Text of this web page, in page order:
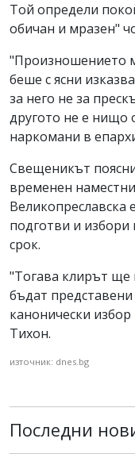
Той определи
обичан и мразен"
"Произношението
беше с ясни
за него не за
другото не е нищо
наркомани в
Свещеникът
временен
Великопреславска
подготви и
срок.
"Тогава клирът ще
бъдат
канонически
Тихон.
източник: dnes.bg
Последни